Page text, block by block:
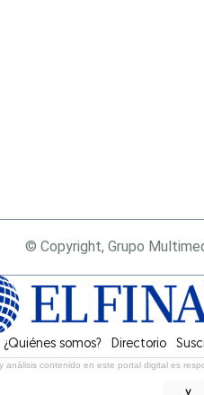
© Copyright, Grupo
¿Quiénes somos? Directorio
análisis contenido en este portal digital es